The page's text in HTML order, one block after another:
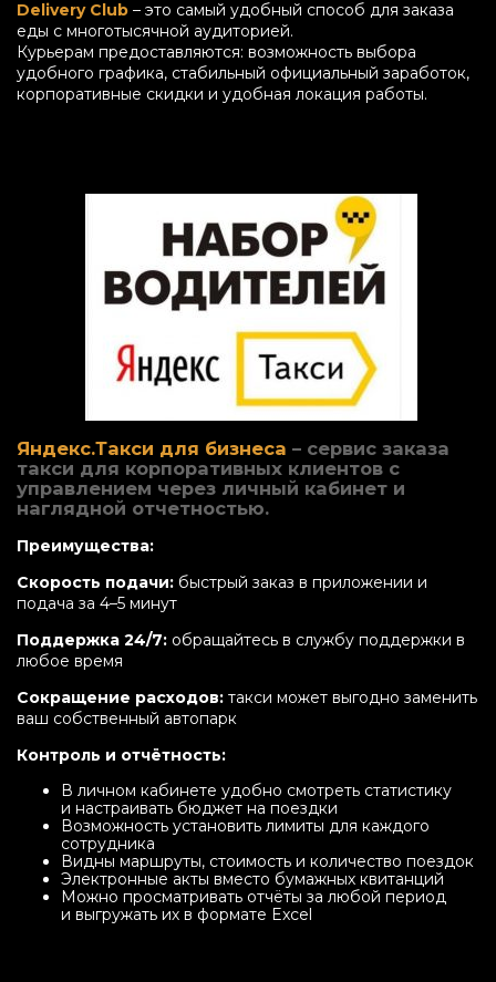
Delivery Club – это самый удобный способ для заказа
еды с многотысячной аудиторией.
Курьерам предоставляются: возможность выбора
удобного графика, стабильный официальный заработок,
корпоративные скидки и удобная локация работы.
Яндекс.Такси для бизнеса – сервис заказа
такси для корпоративных клиентов с
управлением через личный кабинет и
наглядной отчетностью.
Преимущества:
Скорость подачи: быстрый заказ в приложении и
подача за 4–5 минут
Поддержка 24/7: обращайтесь в службу поддержки в
любое время
Сокращение расходов: такси может выгодно заменить
ваш собственный автопарк
Контроль и отчётность:
В личном кабинете удобно смотреть статистику
и настраивать бюджет на поездки
Возможность установить лимиты для каждого
сотрудника
Видны маршруты, стоимость и количество поездок
Электронные акты вместо бумажных квитанций
Можно просматривать отчёты за любой период
и выгружать их в формате Excel